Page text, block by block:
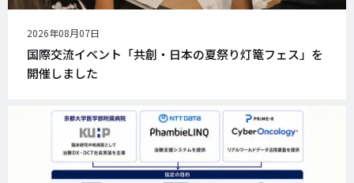
公
開
日
2026年08月07日
国際交流イベント「共創・日本の夏祭り灯篭フェス」を
開催しました